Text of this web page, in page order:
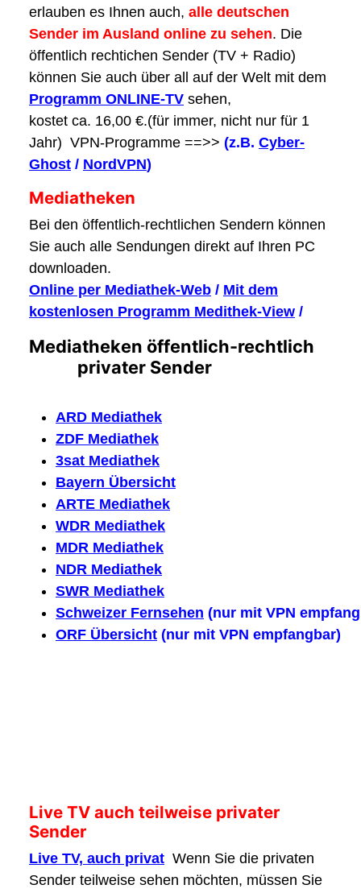
erlauben es Ihnen auch, alle deutschen
Sender im Ausland online zu sehen. Die
öffentlich rechtichen Sender (TV + Radio)
können Sie auch über all auf der Welt mit dem
Programm ONLINE-TV sehen,
kostet ca. 16,00 €.(für immer, nicht nur für 1
Jahr) VPN-Programme ==>> (z.B. Cyber-
Ghost / NordVPN)
Mediatheken
Bei den öffentlich-rechtlichen Sendern können
Sie auch alle Sendungen direkt auf Ihren PC
downloaden.
Online per Mediathek-Web / Mit dem
kostenlosen Programm Medithek-View /
Mediatheken öffentlich-rechtlich
privater Sender
ARD Mediathek
ZDF Mediathek
3sat Mediathek
Bayern Übersicht
ARTE Mediathek
WDR Mediathek
MDR Mediathek
NDR Mediathek
SWR Mediathek
Schweizer Fernsehen (nur mit VPN
ORF Übersicht (nur mit VPN empfangbar)
Live TV auch teilweise privater
Sender
Live TV, auch privat Wenn Sie die privaten
Sender teilweise sehen möchten, müssen Sie